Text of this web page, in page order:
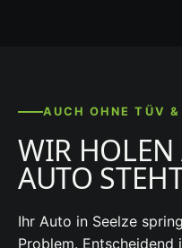
AUCH OHNE TÜV
WIR
AUTO
Ihr Auto in Seelze
Problem. Entscheidend